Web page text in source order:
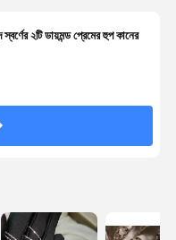
২টি ডায়মন্ড প্রেমের হুপ কানের